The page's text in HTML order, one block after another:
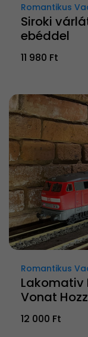
Romantikus
Siroki
ebéddel
11 980 Ft
Romantikus
Lakomativ
Vonat
12 000 Ft